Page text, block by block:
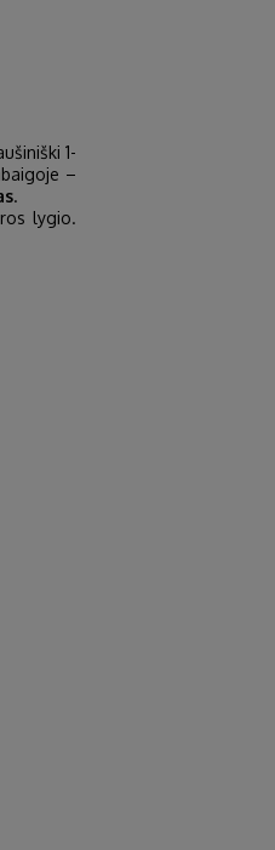
1-
–
.
lygio.